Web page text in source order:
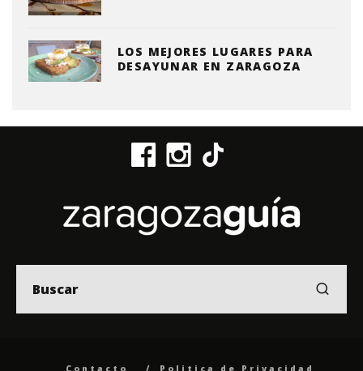
LOS MEJORES LUGARES PARA
DESAYUNAR EN ZARAGOZA